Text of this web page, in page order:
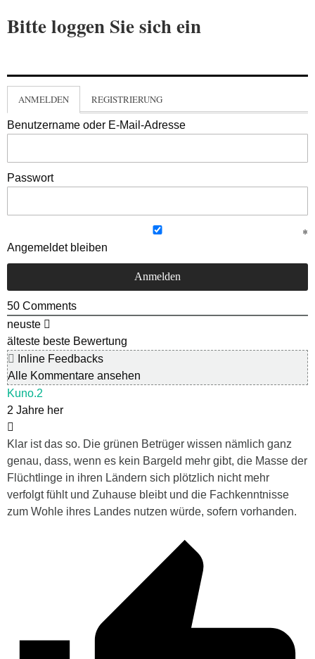
Bitte loggen Sie sich ein
ANMELDEN REGISTRIERUNG
Benutzername oder E-Mail-Adresse
Passwort
Angemeldet bleiben
50 Comments
neuste
älteste beste Bewertung
Inline Feedbacks
Alle Kommentare ansehen
Kuno.2
2 Jahre her
Klar ist das so. Die grünen Betrüger wissen nämlich ganz
genau, dass, wenn es kein Bargeld mehr gibt, die Masse der
Flüchtlinge in ihren Ländern sich plötzlich nicht mehr
verfolgt fühlt und Zuhause bleibt und die Fachkenntnisse
zum Wohle ihres Landes nutzen würde, sofern vorhanden.